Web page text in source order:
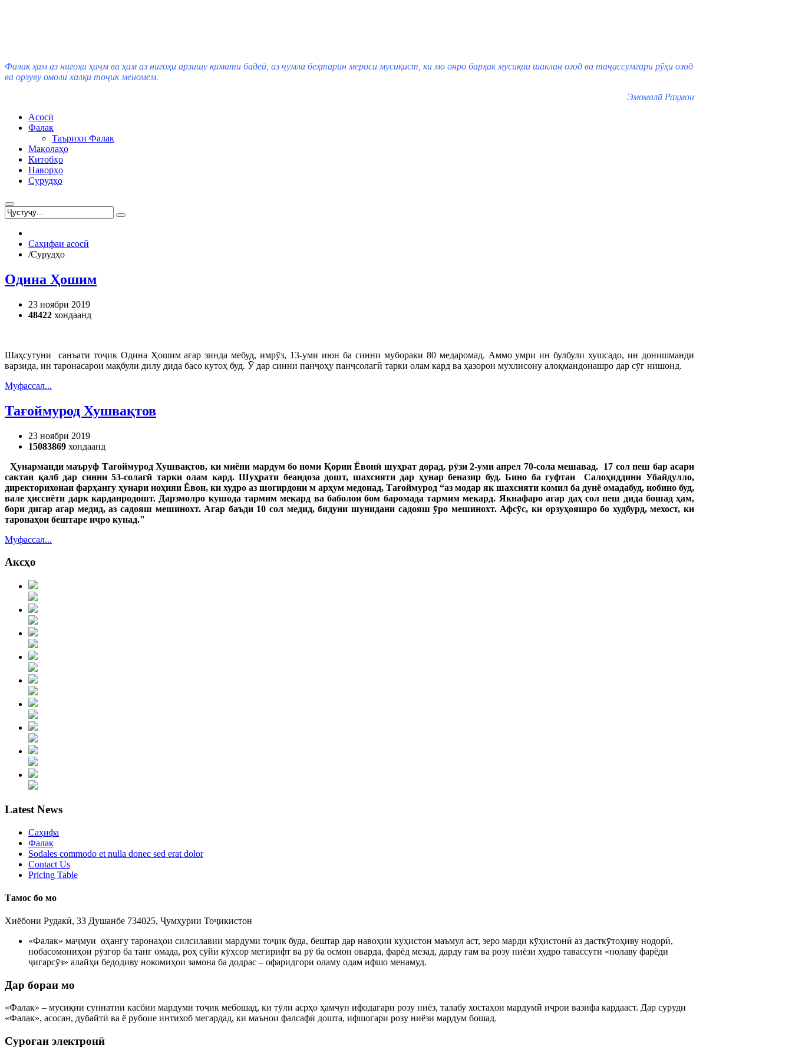
Фалак ҳам аз нигоҳи ҳаҷм ва ҳам аз нигоҳи арзишу қимати бадеӣ, аз ҷумла беҳтарин мероси мусиқист, ки мо онро барҳак мусиқии шаклан озод ва таҷассумгари рӯҳи озод
ва орзуву омоли халқи тоҷик меномем.
Эмомалӣ Раҳмон
Асосӣ
Фалак
Таърихи Фалак
Мақолаҳо
Китобҳо
Наворҳо
Сурудҳо
Саҳифаи асосӣ
/Сурудҳо
Одина Ҳошим
23 ноябри 2019
48422 хондаанд
Шаҳсутуни санъати тоҷик Одина Ҳошим агар зинда мебуд, имрӯз, 13-уми июн ба синни мубораки 80 медаромад. Аммо умри ин булбули хушсадо, ин донишманди
варзида, ин таронасарои мақбули дилу дида басо кутоҳ буд. Ӯ дар синни панҷоҳу панҷсолагӣ тарки олам кард ва ҳазорон мухлисону алоқмандонашро дар сӯг нишонд.
Муфассал...
Тағоймурод Хушвақтов
23 ноябри 2019
15083869 хондаанд
Ҳунарманди маъруф Тағоймурод Хушвақтов, ки миёни мардум бо номи Қории Ёвонӣ шуҳрат дорад, рӯзи 2-уми апрел 70-сола мешавад. 17 сол пеш бар асари
сактаи қалб дар синни 53-солагӣ тарки олам кард. Шуҳрати беандоза дошт, шахсияти дар ҳунар беназир буд. Бино ба гуфтаи Салоҳиддини Убайдулло,
директорихонаи фарҳангу ҳунари ноҳияи Ёвон, ки худро аз шогирдони м арҳум медонад, Тағоймурод “аз модар як шахсияти комил ба дунё омадабуд, нобино буд,
вале ҳиссиёти дарк карданродошт. Дарзмолро кушода тармим мекард ва баболои бом баромада тармим мекард. Якнафаро агар даҳ сол пеш дида бошадҳам,
бори дигар агар медид, аз садояш мешинохт. Агар баъди 10 сол медид, бидуни шунидани садояш ӯро мешинохт. Афсӯс, ки орзуҳояшро бо худбурд,мехост,ки
таронаҳои бештаре иҷро кунад."
Муфассал...
Аксҳо
Latest News
Саҳифа
Фалак
Sodales commodo et nulla donec sed erat dolor
Contact Us
Pricing Table
Тамос бо мо
Хиёбони Рудакӣ, 33 Душанбе 734025, Ҷумҳурии Тоҷикистон
«Фалак» маҷмуи оҳангу таронаҳои силсилавии мардуми тоҷик буда, бештар дар навоҳии куҳистон маъмул аст, зеро марди кӯҳистонӣ аз дасткӯтоҳиву нодорӣ,
нобасомониҳои рӯзгор ба танг омада, роҳ сӯйи кӯҳсор мегирифт ва рӯ ба осмон оварда, фарёд мезад, дарду ғам ва розу ниёзи худро тавассути «нолаву фарёди
ҷигарсӯз» алайҳи бедодиву нокомиҳои замона ба додрас – офаридгори оламу одам ифшо менамуд.
Дар бораи мо
«Фалак» – мусиқии суннатии касбии мардуми тоҷик мебошад, ки тӯли асрҳо ҳамчун ифодагари розу ниёз, талабу хостаҳои мардумӣ иҷрои вазифа кардааст. Дар суруди
«Фалак», асосан, дубайтӣ ва ё рубоие интихоб мегардад, ки маънои фалсафӣ дошта, ифшогари розу ниёзи мардум бошад.
Суроғаи электронӣ